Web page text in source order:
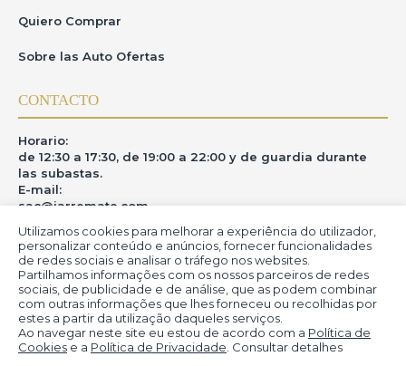
Utilizamos cookies para melhorar a experiência do utilizador,
personalizar conteúdo e anúncios, fornecer funcionalidades
de redes sociais e analisar o tráfego nos websites.
Partilhamos informações com os nossos parceiros de redes
sociais, de publicidade e de análise, que as podem combinar
com outras informações que lhes forneceu ou recolhidas por
estes a partir da utilização daqueles serviços.
Ao navegar neste site eu estou de acordo com a Política de
Cookies e a Política de Privacidade . Consultar detalhes
Quiero Comprar
Sobre las Auto Ofertas
CONTACTO
Horario:
de 12:30 a 17:30, de 19:00 a 22:00 y de guardia durante
las subastas.
E-mail:
sac@iarremate.com
DONDE ESTAMOS
R. Heitor Modesto, 28 - Estação São Lourenço - MG
CEP: 37470-000